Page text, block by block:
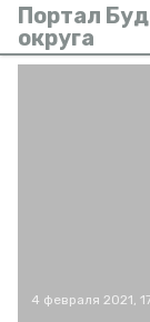
Портал
округа
4 февраля 2021,